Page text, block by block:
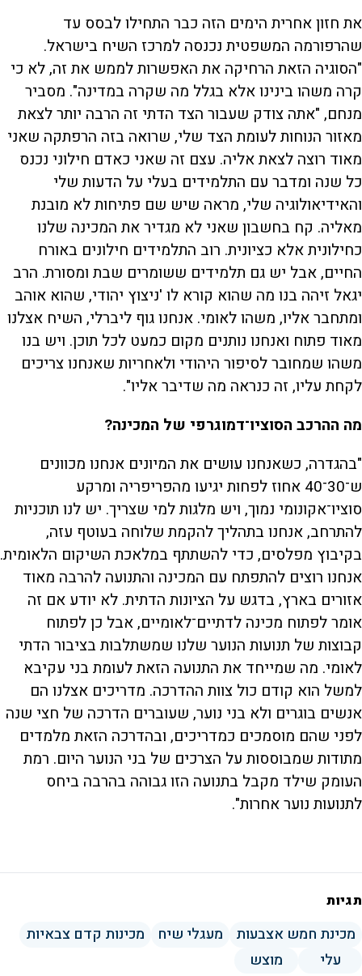
את חזון אחרית הימים הזה כבר התחילו לבסס עד
שהרפורמה המשפטית נכנסה למרכז השיח בישראל.
"הסוגיה הזאת הרחיקה את האפשרות לממש את זה, לא כי
קרה משהו בינינו אלא בגלל מה שקרה במדינה". מסביר
מנחם, "אתה צודק שעבור הצד הדתי זה הרבה יותר לצאת
מאזור הנוחות לעומת הצד שלי, שרואה בזה הרפתקה שאני
מאוד רוצה לצאת אליה. עצם זה שאני כאדם חילוני נכנס
כל שנה ומדבר עם התלמידים בעלי על הדעות שלי
והאידיאולוגיה שלי, מראה שיש שם פתיחות לא מובנת
מאליה. קח בחשבון שאני לא מגדיר את המכינה שלנו
כחילונית אלא כציונית. רוב התלמידים חילונים באורח
החיים, אבל יש גם תלמידים ששומרים שבת ומסורת. הרב
יגאל זיהה בנו מה שהוא קורא לו 'ניצוץ יהודי, שהוא אוהב
ומתחבר אליו, משהו לאומי. אנחנו גוף ליברלי, השיח אצלנו
מאוד פתוח ואנחנו נותנים מקום כמעט לכל תוכן. ויש בנו
משהו שמחובר לסיפור היהודי ולאחריות שאנחנו צריכים
לקחת עליו, זה כנראה מה שדיבר אליו".
מה ההרכב הסוציו־דמוגרפי של המכינה?
"בהגדרה, כשאנחנו עושים את המיונים אנחנו מכוונים
ש־30־40 אחוז לפחות יגיעו מהפריפריה ומרקע
סוציו־אקונומי נמוך, ויש מלגות למי שצריך. יש לנו תוכניות
להתרחב, אנחנו בתהליך להקמת שלוחה בעוטף עזה,
בקיבוץ מפלסים, כדי להשתתף במלאכת השיקום הלאומית.
אנחנו רוצים להתפתח עם המכינה והתנועה להרבה מאוד
אזורים בארץ, בדגש על הציונות הדתית. לא יודע אם זה
אומר לפתוח מכינה לדתיים־לאומיים, אבל כן לפתוח
קבוצות של תנועות הנוער שלנו שמשתלבות בציבור הדתי
לאומי. מה שמייחד את התנועה הזאת לעומת בני עקיבא
למשל הוא קודם כול צוות ההדרכה. מדריכים אצלנו הם
אנשים בוגרים ולא בני נוער, שעוברים הדרכה של חצי שנה
לפני שהם מוסמכים כמדריכים, ובהדרכה הזאת מלמדים
מתודות שמבוססות על הצרכים של בני הנוער היום. רמת
העומק שילד מקבל בתנועה הזו גבוהה בהרבה ביחס
לתנועות נוער אחרות".
תגיות
מכינת חמש אצבעות מעגלי שיח
מכינות קדם צבאיות
עלי
מוצש